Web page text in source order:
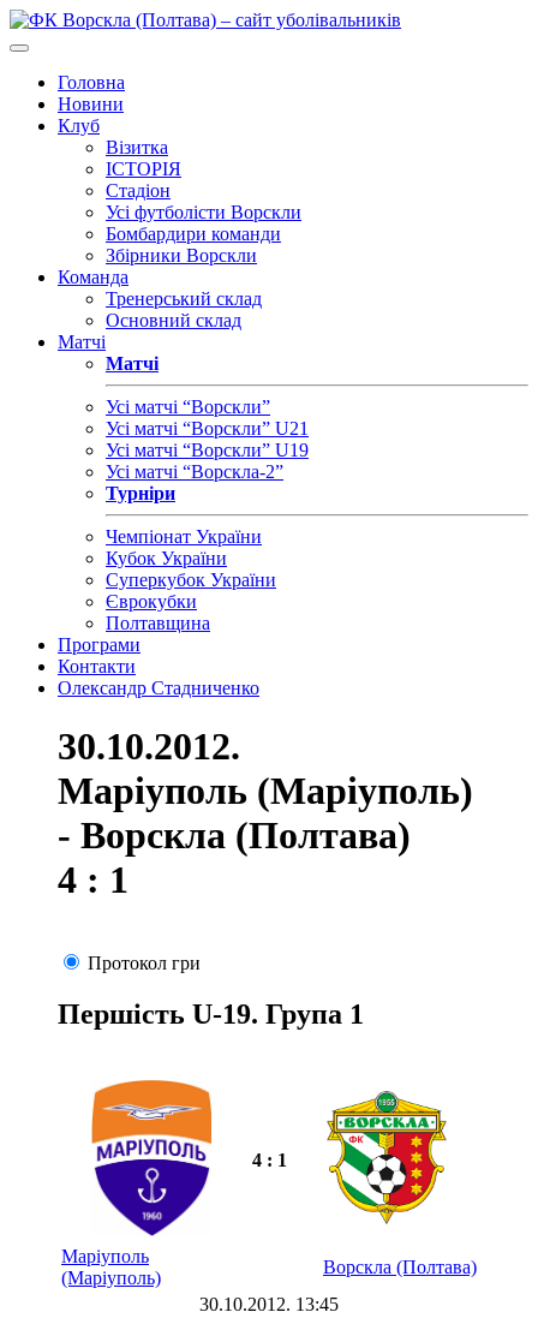
Головна
Новини
Клуб
Візитка
ІСТОРІЯ
Стадіон
Усі футболісти Ворскли
Бомбардири команди
Збірники Ворскли
Команда
Тренерський склад
Основний склад
Матчі
Матчі
Усі матчі “Ворскли”
Усі матчі “Ворскли” U21
Усі матчі “Ворскли” U19
Усі матчі “Ворскла-2”
Турніри
Чемпіонат України
Кубок України
Суперкубок України
Єврокубки
Полтавщина
Програми
Контакти
Олександр Стадниченко
30.10.2012.
Маріуполь (Маріуполь)
- Ворскла (Полтава)
4 : 1
Протокол гри
Першість U-19. Група 1
4 : 1
Маріуполь
(Маріуполь)
Ворскла (Полтава)
30.10.2012. 13:45